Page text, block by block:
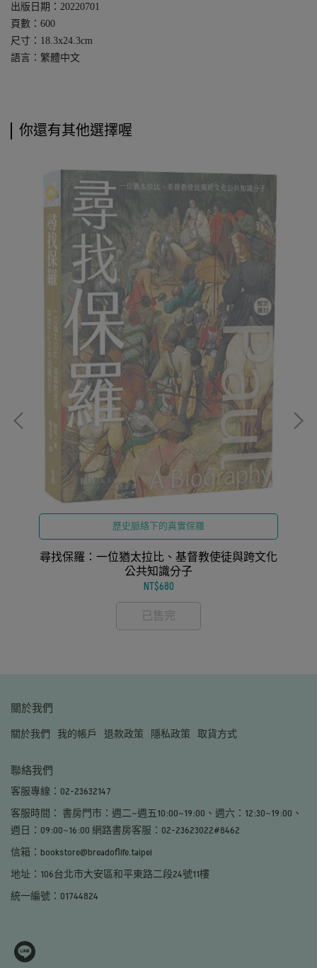
出版日期：20220701
頁數：600
尺寸：18.3x24.3cm
語言：繁體中文
你還有其他選擇喔
歷史脈絡下的真實保羅
尋找保羅：一位猶太拉比、基督教使徒與跨文化
公共知識分子
NT$680
已售完
關於我們
關於我們 我的帳戶 退款政策 隱私政策 取貨方式
聯絡我們
客服專線：02-23632147
客服時間： 書房門市：週二~週五10:00~19:00、週六：12:30~19:00、
週日：09:00~16:00 網路書房客服：02-23623022#8462
信箱：bookstore@breadoflife.taipei
地址：106台北市大安區和平東路二段24號11樓
統一編號：01744824